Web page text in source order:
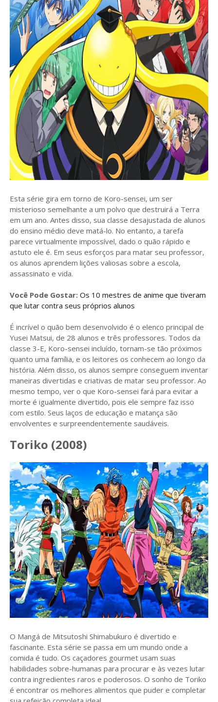
Esta série gira em torno de Koro-sensei, um ser
misterioso semelhante a um polvo que destruirá a Terra
em um ano. Antes disso, sua classe desajustada de alunos
do ensino médio deve matá-lo. No entanto, a tarefa
parece virtualmente impossível, dado o quão rápido e
astuto ele é. Em seus esforços para matar seu professor,
os alunos aprendem lições valiosas sobre a escola,
assassinato e vida.
Você Pode Gostar: Os 10 mestres de anime que tiveram
que lutar contra seus próprios alunos
É incrível o quão bem desenvolvido é o elenco principal de
Yusei Matsui, de 28 alunos e três professores. Todos da
classe 3-E, Koro-sensei incluído, tornam-se tão próximos
quanto uma família, e os leitores os conhecem ao longo da
história. Além disso, os alunos sempre conseguem inventar
maneiras divertidas e criativas de matar seu professor. Ao
mesmo tempo, ver o que Koro-sensei fará para evitar a
morte é igualmente divertido, pois ele sempre faz isso
com estilo. Seus laços de educação e matança são
envolventes e surpreendentemente saudáveis.
Toriko (2008)
O Mangá de Mitsutoshi Shimabukuro é divertido e
fascinante. Esta série se passa em um mundo onde a
comida é tudo. Os caçadores gourmet usam suas
habilidades sobre-humanas para procurar e às vezes lutar
contra ingredientes raros e poderosos. O sonho de Toriko
é encontrar os melhores alimentos que puder e completar